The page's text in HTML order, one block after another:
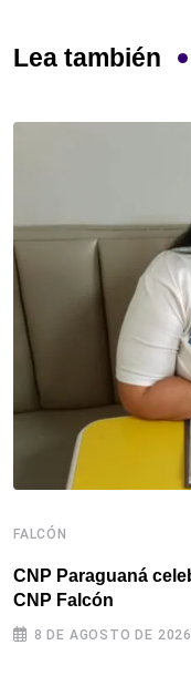
Lea también
FALCÓN
CNP Paraguaná
CNP Falcón
8 DE AGOSTO DE 2026